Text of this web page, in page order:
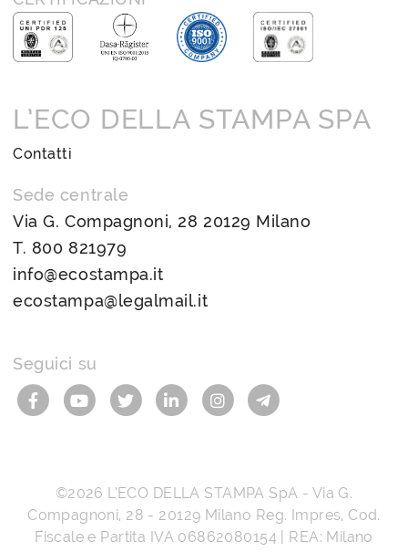
L’ECO DELLA STAMPA SPA
Contatti
Sede centrale
Via G. Compagnoni, 28 20129 Milano
T. 800 821979
info@ecostampa.it
ecostampa@legalmail.it
Seguici su
©2026 L’ECO DELLA STAMPA SpA - Via G.
Compagnoni, 28 - 20129 Milano Reg. Impres, Cod.
Fiscale e Partita IVA 06862080154 | REA: Milano